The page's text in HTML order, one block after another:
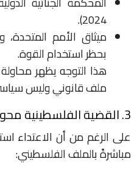
2024).
بحظر استخدام القوة.
هذا التوجه يظهر
ملف قانوني وليس
3. القضية الفلسطينية محور التحليل
على الرغم من أن الاعتداء
مباشرةً بالملف الفلسطيني: